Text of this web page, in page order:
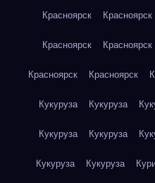
Красноярск Красноярск
Красноярск Красноярск
Красноярск Красноярск
Кукуруза Кукуруза
Кукуруза Кукуруза
Кукуруза Кукуруза